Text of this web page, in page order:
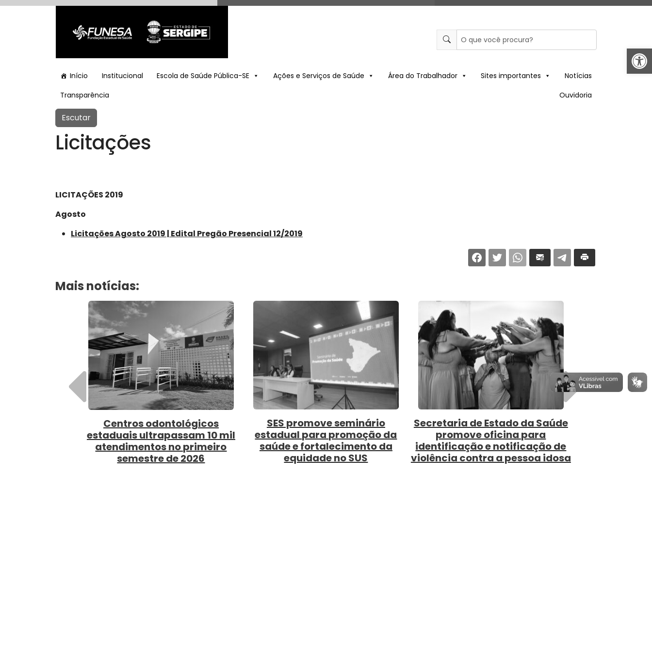
Abrir
Início Institucional Escola de Saúde Pública-SE Ações e Serviços de Saúde Área do Trabalhador Sites importantes
Notícias
Transparência
Ouvidoria
Escutar
Licitações
LICITAÇÕES 2019
Agosto
Licitações Agosto 2019 | Edital Pregão Presencial 12/2019
Mais notícias:
Centros odontológicos
estaduais ultrapassam 10 mil
atendimentos no primeiro
semestre de 2026
SES promove seminário
estadual para promoção da
saúde e fortalecimento da
equidade no SUS
Secretaria de Estado da Saúde
promove oficina para
identificação e notificação de
violência contra a pessoa idosa
Anterior Próximo